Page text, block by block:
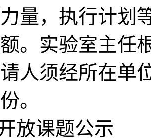
量，执行计划
。实验室主任
人须经所在单
。
放课题公示